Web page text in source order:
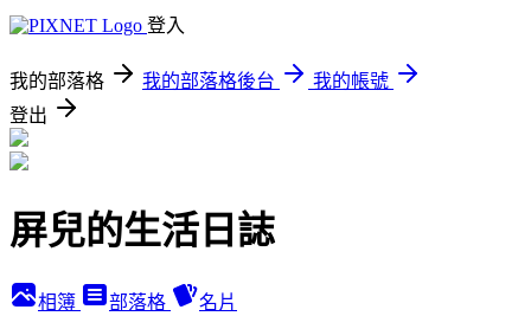
登入
我的部落格 我的部落格後台
我的帳號
登出
屏兒的生活日誌
相簿 部落格 名片